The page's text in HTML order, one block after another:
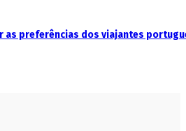
as preferências dos viajantes